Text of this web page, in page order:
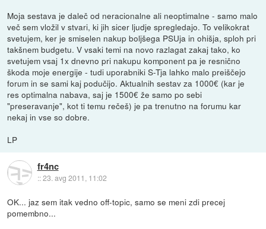
Moja sestava je daleč od neracionalne ali neoptimalne - samo malo
več sem vložil v stvari, ki jih sicer ljudje spregledajo. To velikokrat
svetujem, ker je smiselen nakup boljšega PSUja in ohišja, sploh pri
takšnem budgetu. V vsaki temi na novo razlagat zakaj tako, ko
svetujem vsaj 1x dnevno pri nakupu komponent pa je resnično
škoda moje energije - tudi uporabniki S-Tja lahko malo preiščejo
forum in se sami kaj podučijo. Aktualnih sestav za 1000€ (kar je
res optimalna nabava, saj je 1500€ že samo po sebi
"preseravanje", kot ti temu rečeš) je pa trenutno na forumu kar
nekaj in vse so dobre.
LP
fr4nc
::23. avg 2011, 11:02
OK... jaz sem itak vedno off-topic, samo se meni zdi precej
pomembno...